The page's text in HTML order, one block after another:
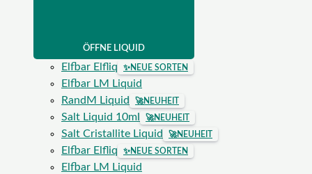
ÖFFNE LIQUID
Elfbar Elfliq ✨NEUE SORTEN
Elfbar LM Liquid
RandM Liquid
🚀NEUHEIT
Salt Liquid 10ml 🚀NEUHEIT
Salt Cristallite Liquid 🚀NEUHEIT
Elfbar Elfliq ✨NEUE SORTEN
Elfbar LM Liquid